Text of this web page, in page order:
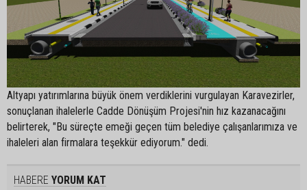
Altyapı yatırımlarına büyük önem verdiklerini vurgulayan Karavezirler,
sonuçlanan ihalelerle Cadde Dönüşüm Projesi'nin hız kazanacağını
belirterek, "Bu süreçte emeği geçen tüm belediye çalışanlarımıza ve
ihaleleri alan firmalara teşekkür ediyorum." dedi.
HABERE YORUM KAT